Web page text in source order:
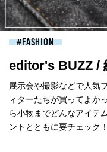
FASHION
editor's BUZZ /
展示会や撮影などで人気
ィターたちが買ってよか
ら小物までどんなアイテ
ントとともに要チェック！